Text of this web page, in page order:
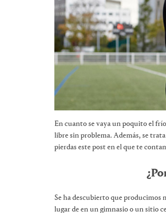
En cuanto se vaya un poquito el
libre sin problema. Además, se
pierdas este post en el que te
Se ha descubierto que producimos
lugar de en un gimnasio o un sitio